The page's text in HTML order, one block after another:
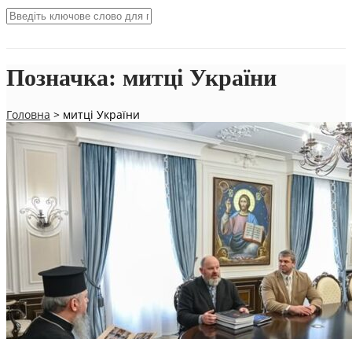
Позначка: митці України
Головна > митці України